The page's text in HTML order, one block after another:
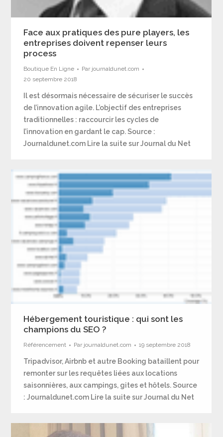
Face aux pratiques des pure players, les
entreprises doivent repenser leurs
process
Boutique En Ligne Par journaldunet.com
20 septembre 2018
Il est désormais nécessaire de sécuriser le succès
de l’innovation agile. L’objectif des entreprises
traditionnelles : raccourcir les cycles de
l’innovation en gardant le cap. Source :
Journaldunet.com Lire la suite sur Journal du Net
Hébergement touristique : qui sont les
champions du SEO ?
Référencement Par journaldunet.com 19 septembre 2018
Tripadvisor, Airbnb et autre Booking bataillent pour
remonter sur les requêtes liées aux locations
saisonnières, aux campings, gites et hôtels. Source
: Journaldunet.com Lire la suite sur Journal du Net